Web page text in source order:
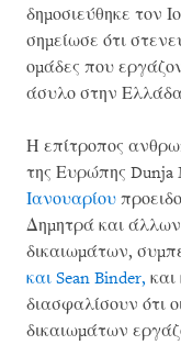
δημοσιεύθηκε τον
σημείωσε ότι
ομάδες που
άσυλο στην
Η επίτροπος
της Ευρώπης Dunja
Ιανουαρίου
Δημητρά και
δικαιωμάτων,
και Sean Binder, και
διασφαλίσουν ότι
δικαιωμάτων